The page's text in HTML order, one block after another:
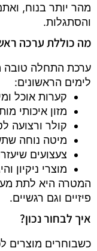
מהר יותר בנוח,
והסתגלות.
מה כוללת ערכה
ערכת התחלה טובה
לימים הראשונים:
קערות אוכל
מזון איכותי
קולר ורצועה
מיטה נוחה
צעצועים
מוצרי ניקיון
המטרה היא לתת
פיזיים וגם רגשיים.
איך לבחור נכון?
כשבוחרים מוצרים